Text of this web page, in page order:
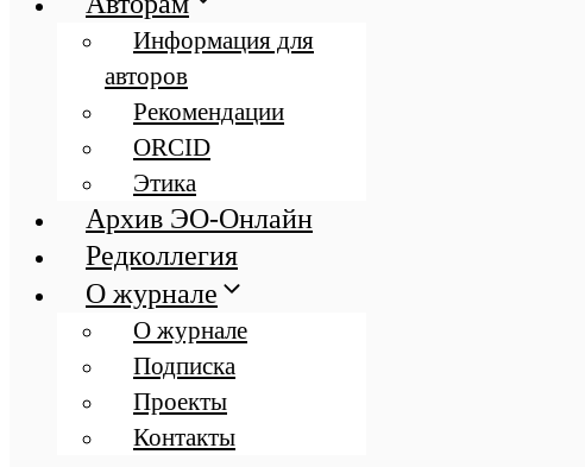
Информация для
авторов
Рекомендации
ORCID
Этика
Архив ЭО-Онлайн
Редколлегия
О журнале
О журнале
Подписка
Проекты
Контакты